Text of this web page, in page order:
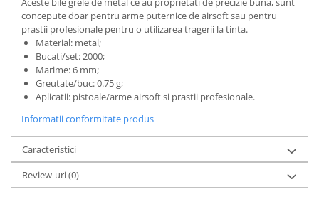
concepute doar pentru arme puternice de airsoft sau pentru
prastii profesionale pentru o utilizarea tragerii la tinta.
Material: metal;
Bucati/set: 2000;
Marime: 6 mm;
Greutate/buc: 0.75 g;
Aplicatii: pistoale/arme airsoft si prastii profesionale.
Informatii conformitate produs
Caracteristici
Review-uri(0)